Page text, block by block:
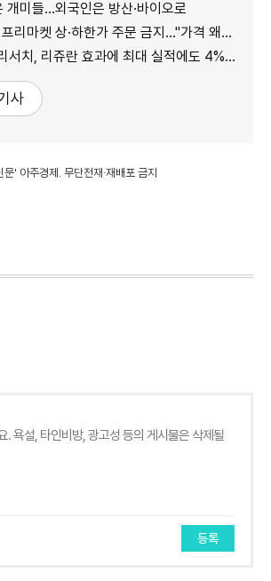
개미들…외국인은 방산·바이오로
마켓 상·하한가 주문 금지…"가격 왜곡 방지"
치, 리쥬란 효과에 최대 실적에도 4%대 약세
사
' 아주경제. 무단전재·재배포 금지
등록